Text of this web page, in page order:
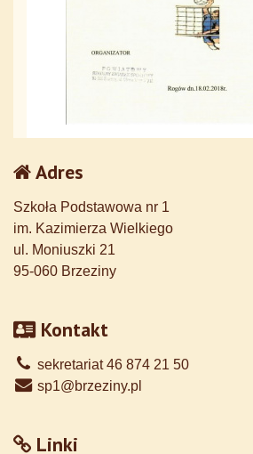
Adres
Szkoła Podstawowa nr 1
im. Kazimierza Wielkiego
ul. Moniuszki 21
95-060 Brzeziny
Kontakt
sekretariat 46 874 21 50
sp1@brzeziny.pl
Linki